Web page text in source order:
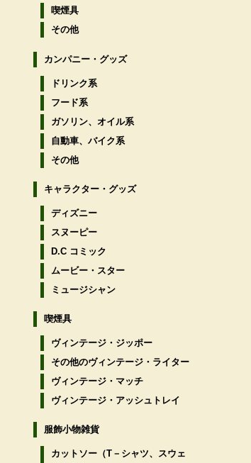
喫煙具
その他
カンパニー・グッズ
ドリンク系
フード系
ガソリン、オイル系
自動車、バイク系
その他
キャラクター・グッズ
ディズニー
スヌーピー
D.C コミック
ムービー・スター
ミュージシャン
喫煙具
ヴィンテージ・ジッポー
その他のヴィンテージ・ライター
ヴィンテージ・マッチ
ヴィンテージ・アッシュトレイ
服飾小物雑貨
カットソー（T－シャツ、スウェ